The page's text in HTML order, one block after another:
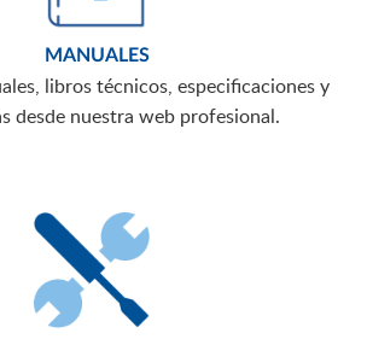
MANUALES
libros técnicos, especificaciones y
desde nuestra web profesional.